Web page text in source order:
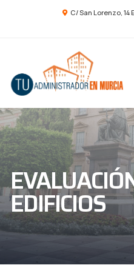
C/ San Lorenzo, 14
EDIFICIOS